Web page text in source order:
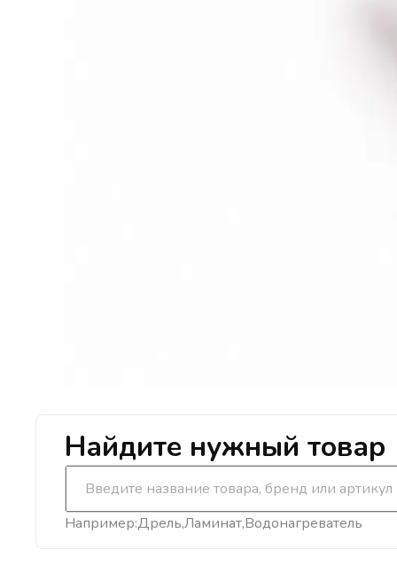
Найдите нужный товар
Например:ДрельЛаминатВодонагреватель